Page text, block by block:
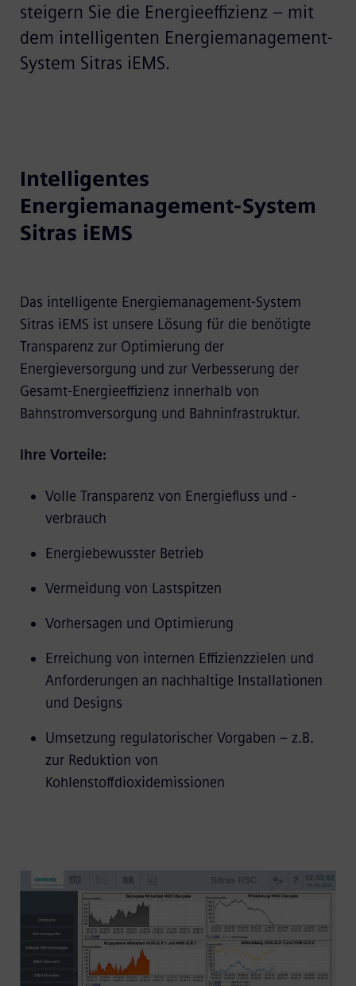
steigern Sie die Energieeffizienz – mit
dem intelligenten Energiemanagement-
System Sitras iEMS.
Intelligentes
Energiemanagement-System
Sitras iEMS
Das intelligente Energiemanagement-System
Sitras iEMS ist unsere Lösung für die benötigte
Transparenz zur Optimierung der
Energieversorgung und zur Verbesserung der
Gesamt-Energieeffizienz innerhalb von
Bahnstromversorgung und Bahninfrastruktur.
Ihre Vorteile:
Volle Transparenz von Energiefluss und -
verbrauch
Energiebewusster Betrieb
Vermeidung von Lastspitzen
Vorhersagen und Optimierung
Erreichung von internen Effizienzzielen und
Anforderungen an nachhaltige Installationen
und Designs
Umsetzung regulatorischer Vorgaben – z.B.
zur Reduktion von
Kohlenstoffdioxidemissionen